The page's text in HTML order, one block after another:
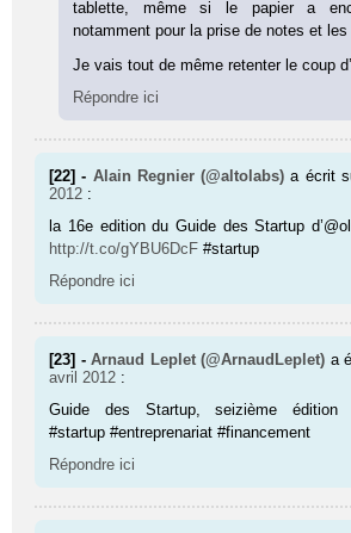
tablette, même si le papier a
notamment pour la prise de notes et
Je vais tout de même retenter le coup
Répondre ici
[22] - Alain Regnier (@altolabs) a écrit
2012 :
la 16e edition du Guide des Startup
http://t.co/gYBU6DcF #startup
Répondre ici
[23] -Arnaud Leplet (@ArnaudLeplet) a
avril 2012 :
Guide des Startup, seizième édition
#startup #entreprenariat #financement
Répondre ici